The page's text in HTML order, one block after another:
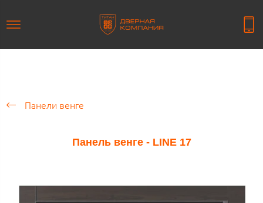
Панели венге
Панель венге - LINE 17